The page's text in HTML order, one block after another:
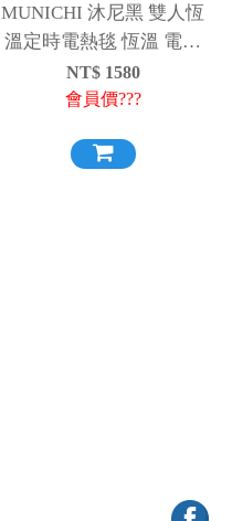
MUNICHI 沐尼黑 雙人恆
溫定時電熱毯 恆溫 電熱
毯 發熱墊 露營 電毯 電
暖器
NT$ 1580
會員價???